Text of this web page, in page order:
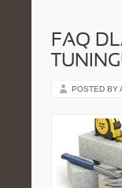
FAQ
POSTED BY